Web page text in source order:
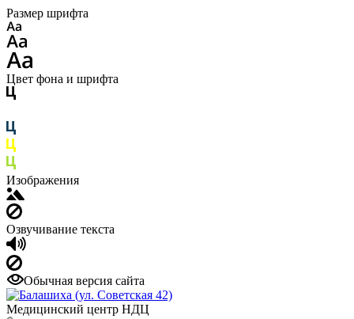
Размер шрифта
Цвет фона и шрифта
Изображения
Озвучивание текста
Обычная версия сайта
Медицинский центр НДЦ